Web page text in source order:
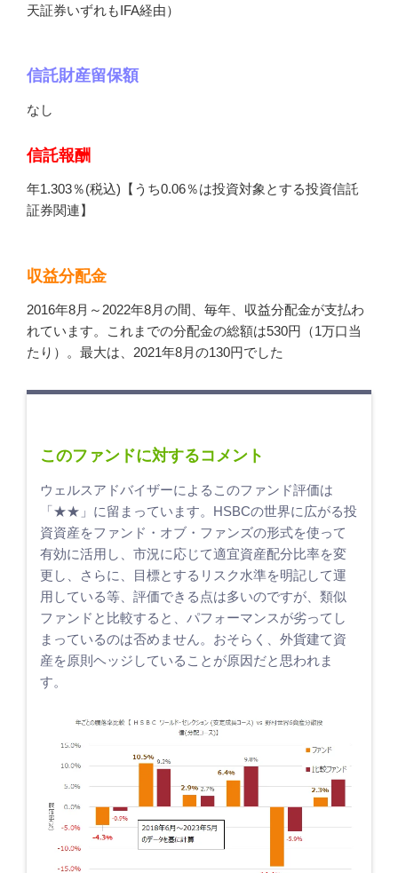
天証券いずれもIFA経由）
信託財産留保額
なし
信託報酬
年1.303％(税込)【うち0.06％は投資対象とする投資信託
証券関連】
収益分配金
2016年8月～2022年8月の間、毎年、収益分配金が支払わ
れています。これまでの分配金の総額は530円（1万口当
たり）。最大は、2021年8月の130円でした
このファンドに対するコメント
ウェルスアドバイザーによるこのファンド評価は
「★★」に留まっています。HSBCの世界に広がる投
資資産をファンド・オブ・ファンズの形式を使って
有効に活用し、市況に応じて適宜資産配分比率を変
更し、さらに、目標とするリスク水準を明記して運
用している等、評価できる点は多いのですが、類似
ファンドと比較すると、パフォーマンスが劣ってし
まっているのは否めません。おそらく、外貨建て資
産を原則ヘッジしていることが原因だと思われま
す。